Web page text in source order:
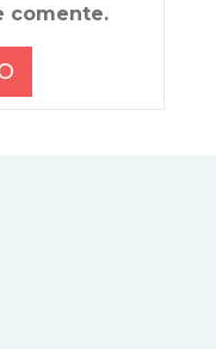
comente.